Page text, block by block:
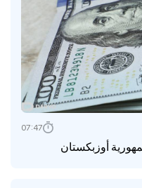
أوزبكستان
07:47